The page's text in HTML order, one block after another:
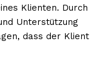
Klienten. Durch
Unterstützung
dass der Klient